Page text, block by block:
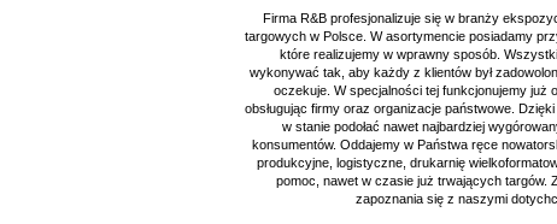
Firma R&B profesjonalizuje się w branży
targowych w Polsce. W asortymencie posiadamy
które realizujemy w wprawny sposób.
wykonywać tak, aby każdy z klientów był
oczekuje. W specjalności tej funkcjonujemy już
obsługując firmy oraz organizacje państwowe.
w stanie podołać nawet najbardziej
konsumentów. Oddajemy w Państwa ręce
produkcyjne, logistyczne, drukarnię
pomoc, nawet w czasie już trwających targów.
zapoznania się z naszymi